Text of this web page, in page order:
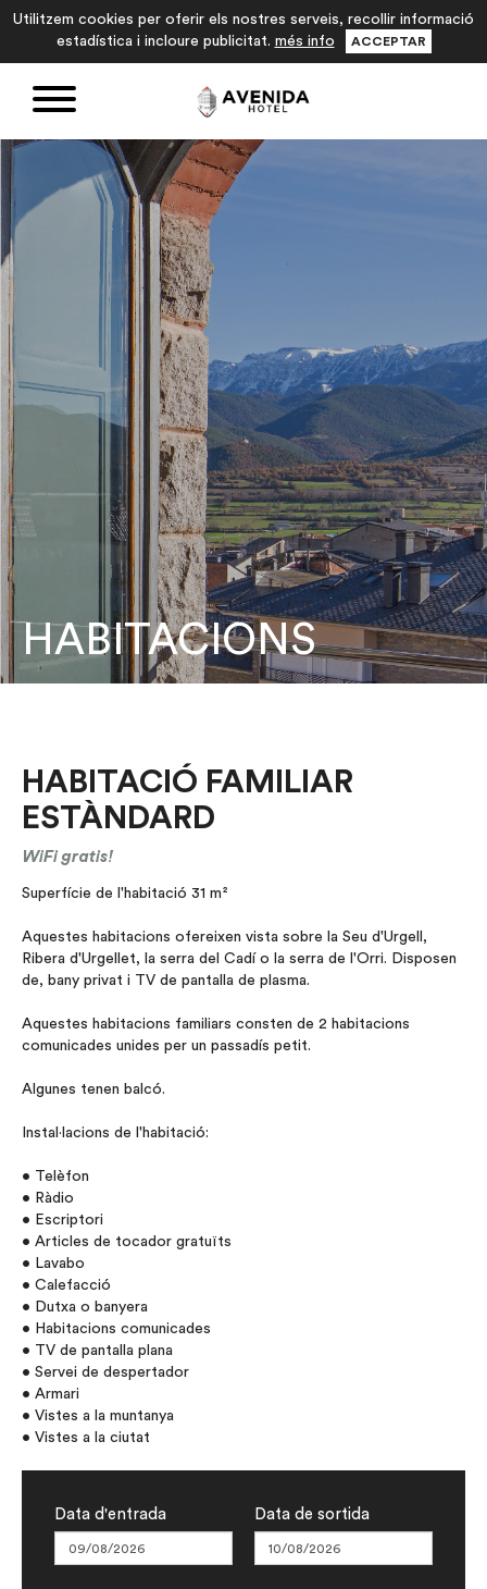
Utilitzem cookies per oferir els nostres serveis, recollir informació
estadística i incloure publicitat. més info ACCEPTAR
HABITACIONS
HABITACIÓ FAMILIAR
ESTÀNDARD
WiFi gratis!
Superfície de l'habitació 31 m²
Aquestes habitacions ofereixen vista sobre la Seu d'Urgell,
Ribera d'Urgellet, la serra del Cadí o la serra de l'Orri. Disposen
de, bany privat i TV de pantalla de plasma.
Aquestes habitacions familiars consten de 2 habitacions
comunicades unides per un passadís petit.
Algunes tenen balcó.
Instal·lacions de l'habitació:
• Telèfon
• Ràdio
• Escriptori
• Articles de tocador gratuïts
• Lavabo
• Calefacció
• Dutxa o banyera
• Habitacions comunicades
• TV de pantalla plana
• Servei de despertador
• Armari
• Vistes a la muntanya
• Vistes a la ciutat
Data d'entrada Data de sortida